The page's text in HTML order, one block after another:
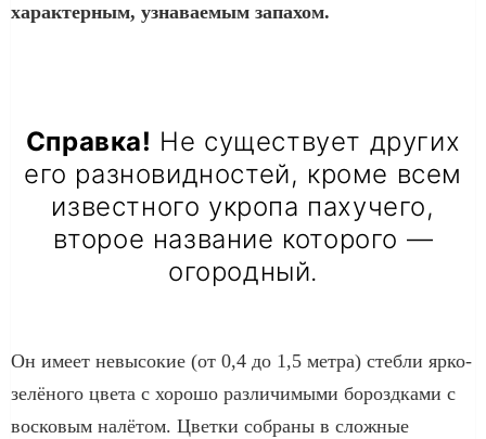
характерным, узнаваемым запахом.
Справка! Не существует других
его разновидностей, кроме всем
известного укропа пахучего,
второе название которого —
огородный.
Он имеет невысокие (от 0,4 до 1,5 метра) стебли ярко-
зелёного цвета с хорошо различимыми бороздками с
восковым налётом. Цветки собраны в сложные